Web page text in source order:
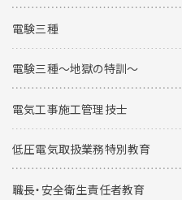
電験三種
電験三種〜地獄の特訓〜
電気工事施工管理技士
低圧電気取扱業務特別教育
職長・安全衛生責任者教育